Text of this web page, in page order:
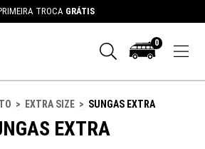
TROCA GRÁTIS
0
> EXTRA SIZE > SUNGAS EXTRA
EXTRA